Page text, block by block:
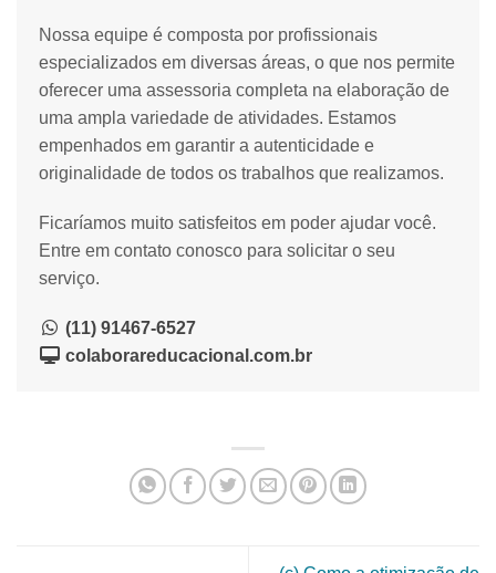
Nossa equipe é composta por profissionais
especializados em diversas áreas, o que nos permite
oferecer uma assessoria completa na elaboração de
uma ampla variedade de atividades. Estamos
empenhados em garantir a autenticidade e
originalidade de todos os trabalhos que realizamos.
Ficaríamos muito satisfeitos em poder ajudar você.
Entre em contato conosco para solicitar o seu
serviço.
(11) 91467-6527
colaborareducacional.com.br